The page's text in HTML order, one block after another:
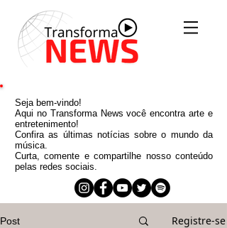
Seja bem-vindo!
Aqui no Transforma News você encontra arte e
entretenimento!
Confira as últimas notícias sobre o mundo da
música.
Curta, comente e compartilhe nosso conteúdo
pelas redes sociais.
Post Registre-se